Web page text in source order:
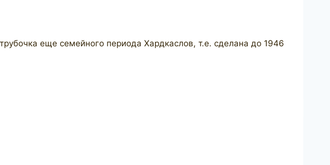
еще семейного периода Хардкаслов, т.е. сделана до 1946